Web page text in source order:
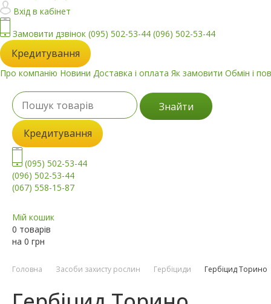
Вхід в кабінет
Замовити дзвінок (095) 502-53-44 (096) 502-53-44
Кредитування
Про компанію Новини Доставка і оплата Як замовити Обмін і
Знайти
Кредитування
(095) 502-53-44
(096) 502-53-44
(067) 558-15-87
Мій кошик
0 товарів
на 0 грн
Головна Засоби захисту рослин Гербіциди Гербіцид Торино